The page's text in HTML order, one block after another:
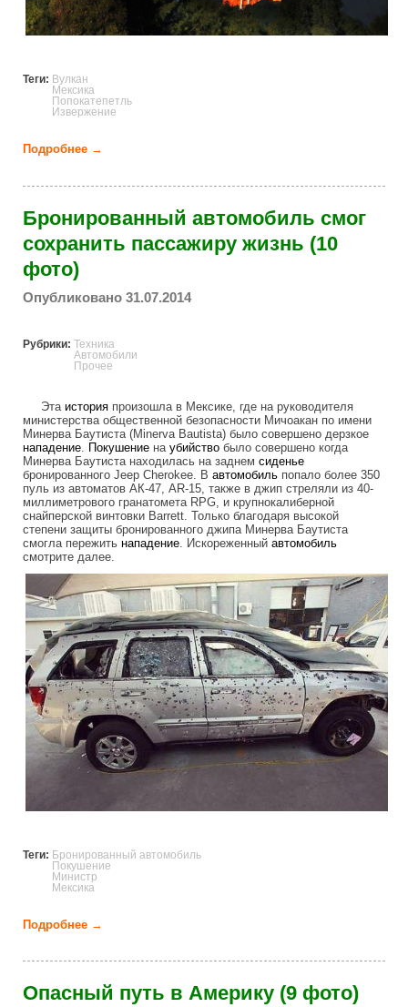
Теги: Вулкан
Мексика
Попокатепетль
Извержение
Подробнее →
Бронированный автомобиль смог
сохранить пассажиру жизнь (10
фото)
Опубликовано 31.07.2014
Рубрики: Техника
Автомобили
Прочее
Эта история произошла в Мексике, где на руководителя
министерства общественной безопасности Мичоакан по имени
Минерва Баутиста (Minerva Bautista) было совершено дерзкое
нападение Покушение на убийство было совершено когда
Минерва Баутиста находилась на заднем сиденье
бронированного Jeep Cherokee. В автомобиль попало более 350
пуль из автоматов АК-47, AR-15, также в джип стреляли из 40-
миллиметрового гранатомета RPG, и крупнокалиберной
снайперской винтовки Barrett. Только благодаря высокой
степени защиты бронированного джипа Минерва Баутиста
смогла пережить нападение . Искореженный автомобиль
смотрите далее.
armored_car_turned_into_a_sieve.jpg
Теги: Бронированный автомобиль
Покушение
Министр
Мексика
Подробнее →
Опасный путь в Америку (9 фото)